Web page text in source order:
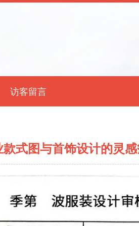
访客留言
式图与首饰设计的灵